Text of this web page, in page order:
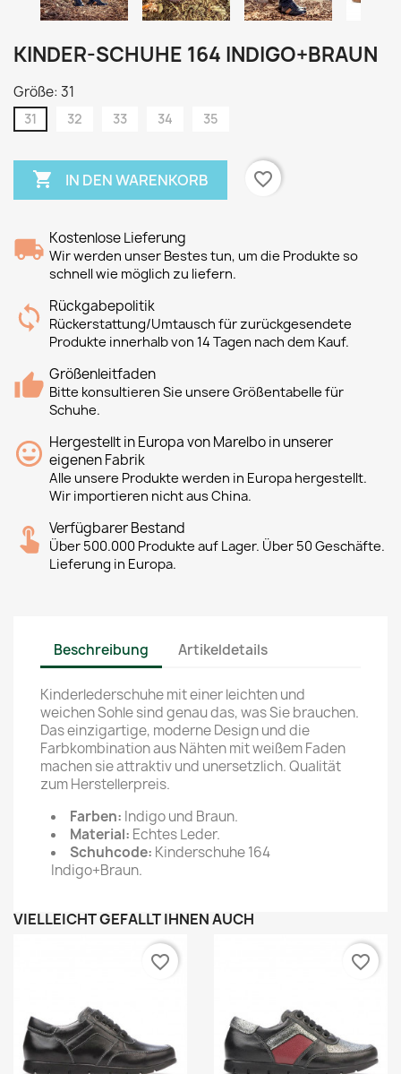
KINDER-SCHUHE 164 INDIGO+BRAUN
Größe: 31
31 32 33 34 35
 IN DEN WARENKORB favorite_border
Kostenlose Lieferung
Wir werden unser Bestes tun, um die Produkte so
schnell wie möglich zu liefern.
Rückgabepolitik
Rückerstattung/Umtausch für zurückgesendete
Produkte innerhalb von 14 Tagen nach dem Kauf.
Größenleitfaden
Bitte konsultieren Sie unsere Größentabelle für
Schuhe.
Hergestellt in Europa von Marelbo in unserer
eigenen Fabrik
Alle unsere Produkte werden in Europa hergestellt.
Wir importieren nicht aus China.
Verfügbarer Bestand
Über 500.000 Produkte auf Lager. Über 50 Geschäfte.
Lieferung in Europa.
Beschreibung Artikeldetails
Kinderlederschuhe mit einer leichten und
weichen Sohle sind genau das, was Sie brauchen.
Das einzigartige, moderne Design und die
Farbkombination aus Nähten mit weißem Faden
machen sie attraktiv und unersetzlich. Qualität
zum Herstellerpreis.
Farben: Indigo und Braun.
Material: Echtes Leder.
Schuhcode: Kinderschuhe 164
Indigo+Braun.
VIELLEICHT GEFÄLLT IHNEN AUCH
favorite_border favorite_border